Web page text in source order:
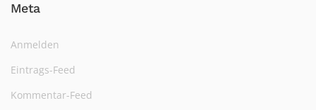
Meta
Anmelden
Eintrags-Feed
Kommentar-Feed